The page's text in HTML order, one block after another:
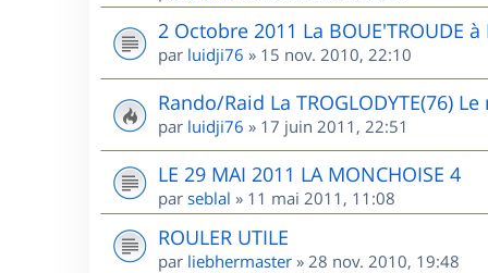
2 Octobre 2011 La BOUE'TROUDE à
par luidji76 » 15 nov. 2010, 22:10
Rando/Raid La TROGLODYTE(76)
par luidji76 » 17 juin 2011, 22:51
LE 29 MAI 2011 LA MONCHOISE 4
par seblal » 11 mai 2011, 11:08
ROULER UTILE
par liebhermaster » 28 nov. 2010, 19:48